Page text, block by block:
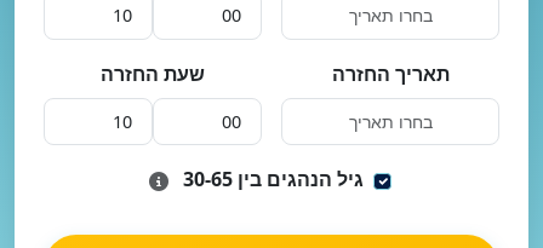
תאריך החזרה שעת החזרה
גיל הנהגים בין 30-65